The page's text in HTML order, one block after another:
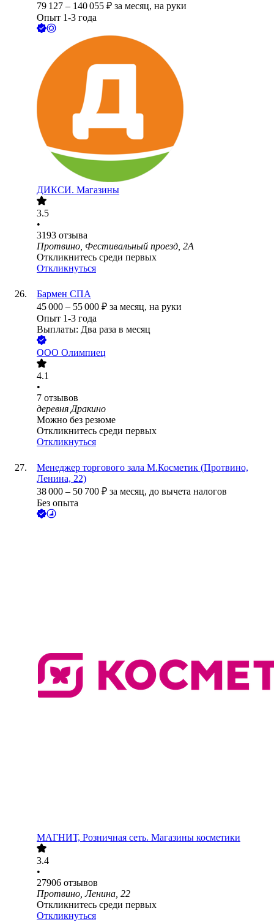
79 127 – 140 055 ₽ за месяц, на руки
Опыт 1-3 года
ДИКСИ. Магазины
3.5
•
3193 отзыва
Протвино, Фестивальный проезд, 2А
Откликнитесь среди первых
Откликнуться
Бармен СПА
45 000 – 55 000 ₽ за месяц, на руки
Опыт 1-3 года
Выплаты: Два раза в месяц
ООО Олимпиец
4.1
•
7 отзывов
деревня Дракино
Можно без резюме
Откликнитесь среди первых
Откликнуться
Менеджер торгового зала М.Косметик (Протвино,
Ленина, 22)
38 000 – 50 700 ₽ за месяц, до вычета налогов
Без опыта
МАГНИТ, Розничная сеть. Магазины косметики
3.4
•
27906 отзывов
Протвино, Ленина, 22
Откликнитесь среди первых
Откликнуться